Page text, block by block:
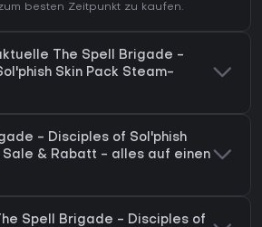
besten Zeitpunkt zu kaufen.
The Spell Brigade -
Skin Pack Steam-
- Disciples of Sol'phish
Sale & Rabatt - alles auf einen
Spell Brigade - Disciples of